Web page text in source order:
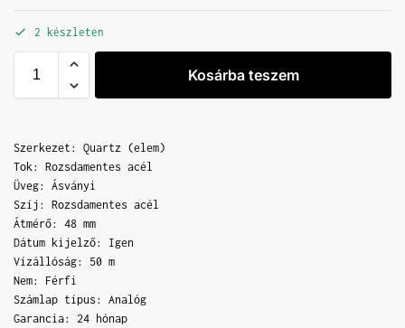
2 készleten
Kosárba teszem
Szerkezet: Quartz (elem)
Tok: Rozsdamentes acél
Üveg: Ásványi
Szíj: Rozsdamentes acél
Átmérő: 48 mm
Dátum kijelző: Igen
Vízállóság: 50 m
Nem: Férfi
Számlap típus: Analóg
Garancia: 24 hónap